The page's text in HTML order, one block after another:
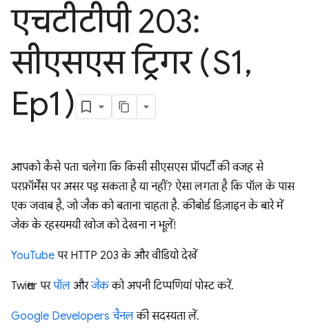
एचटीटीपी 203:
सीएसएस ट्रिगर (S1,
Ep1)
आपको कैसे पता चलेगा कि किसी सीएसएस प्रॉपर्टी की वजह से
परफ़ॉर्मेंस पर असर पड़ सकता है या नहीं? ऐसा लगता है कि पॉल के पास
एक जवाब है, जो जैक को बताना चाहता है. कीबोर्ड डिज़ाइन के बारे में
जेक के रहस्यमयी खोज को देखना न भूलें!
YouTube पर HTTP 203 के और वीडियो देखें
Twitter परपॉल औरजेकको अपनी टिप्पणियां पोस्ट करें.
Google Developers चैनलकी सदस्यता लें.